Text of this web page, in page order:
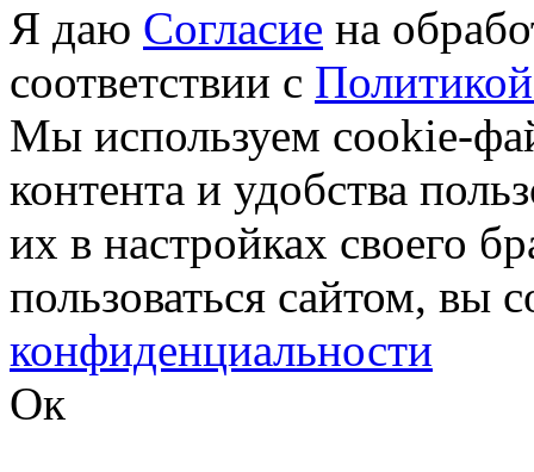
Я даю Согласие на
соответствии с
Мы используем cookie-
контента и удобства
их в настройках своего
пользоваться сайтом, вы
конфиденциальности
Ок